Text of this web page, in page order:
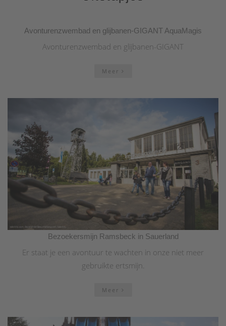
Avonturenzwembad en glijbanen-GIGANT AquaMagis
Avonturenzwembad en glijbanen-GIGANT
Meer
Bezoekersmijn Ramsbeck in Sauerland
Er staat je een avontuur te wachten in onze niet meer
gebruikte ertsmijn.
Meer